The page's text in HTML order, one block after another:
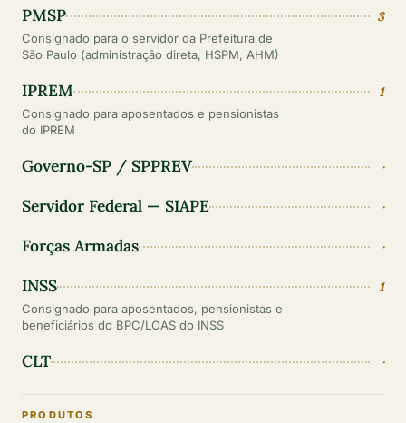
PMSP 3
Consignado para o servidor da Prefeitura de
São Paulo (administração direta, HSPM, AHM)
IPREM 1
Consignado para aposentados e pensionistas
do IPREM
Governo-SP / SPPREV ·
Servidor Federal — SIAPE ·
Forças Armadas ·
INSS 1
Consignado para aposentados, pensionistas e
beneficiários do BPC/LOAS do INSS
CLT ·
PRODUTOS